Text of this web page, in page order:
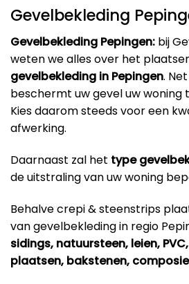
Gevelbekleding
Gevelbekleding Pepingen: bij
weten we alles over het
gevelbekleding in Pepingen.
beschermt uw gevel uw woning
Kies daarom steeds voor een
afwerking.
Daarnaast zal het type
de uitstraling van uw woning
Behalve crepi & steenstrips
van gevelbekleding in regio
sidings, natuursteen, leien,
plaatsen, bakstenen,